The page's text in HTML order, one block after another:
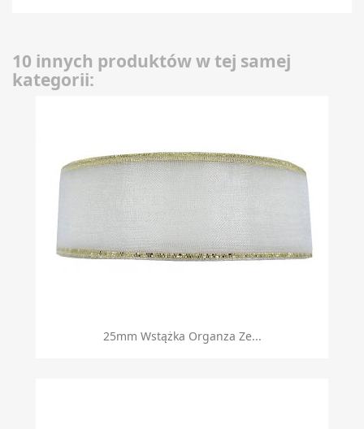
10 innych produktów w tej samej
kategorii:
25mm Wstążka Organza Ze...